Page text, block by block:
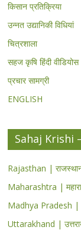
किसान प्रतिक्रिया
उन्नत उद्यानिकी विधियां
चित्रशाला
सहज कृषि हिंदी वीडियोस
प्रचार सामग्री
ENGLISH
Sahaj Krishi
Rajasthan |
Maharashtra |
Madhya Pradesh |
Uttarakhand |